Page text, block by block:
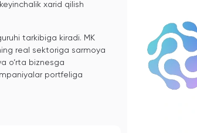
xarid qilish
tarkibiga kiradi. MK
real sektoriga sarmoya
o‘rta biznesga
portfeliga